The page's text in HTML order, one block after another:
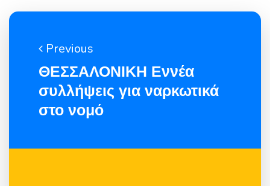
Previous
ΘΕΣΣΑΛΟΝΙΚΗ Εννέα
συλλήψεις για ναρκωτικά
στο νομό